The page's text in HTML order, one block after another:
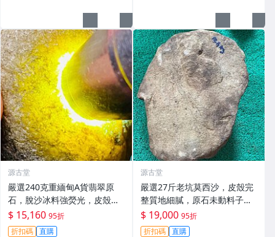
源古堂
嚴選240克重緬甸A貨翡翠原
石，脫沙冰料強熒光，皮殼完
整水頭佳，適合製作手鐲掛
件，蒼蠅翅表現優異 翡翠 原石
$ 15,160 95折
折扣碼 直購
源古堂
嚴選27斤老坑莫西沙，皮殼完
整質地細膩，原石未動料子厚
重，適合收藏與雕刻 天然A貨
翡翠玉石 貝殲 碧玉
$ 19,000 95折
折扣碼 直購